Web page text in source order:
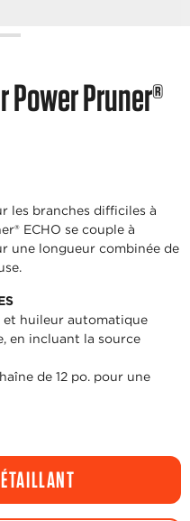
Pruner®
les branches difficiles à
ECHO se couple à
une longueur combinée de
huileur automatique
en incluant la source
de 12 po. pour une